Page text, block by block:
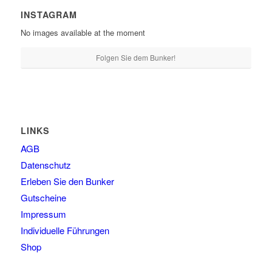
INSTAGRAM
No images available at the moment
Folgen Sie dem Bunker!
LINKS
AGB
Datenschutz
Erleben Sie den Bunker
Gutscheine
Impressum
Individuelle Führungen
Shop